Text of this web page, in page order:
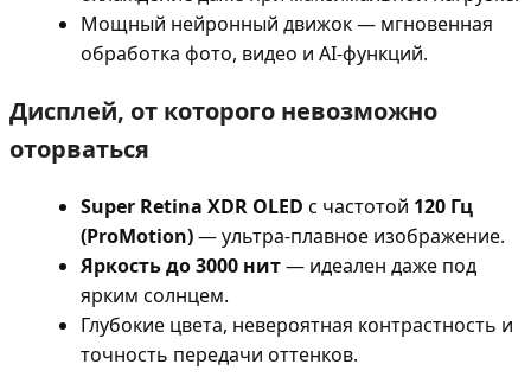
Мощный нейронный движок — мгновенная
обработка фото, видео и AI-функций.
Дисплей, от которого невозможно
оторваться
Super Retina XDR OLED с частотой 120 Гц
(ProMotion)— ультра-плавное изображение.
Яркость до 3000 нит— идеален даже под
ярким солнцем.
Глубокие цвета, невероятная контрастность и
точность передачи оттенков.